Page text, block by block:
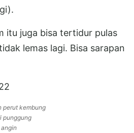
itu juga bisa tertidur pulas
lemas lagi. Bisa sarapan
perut kembung
punggung